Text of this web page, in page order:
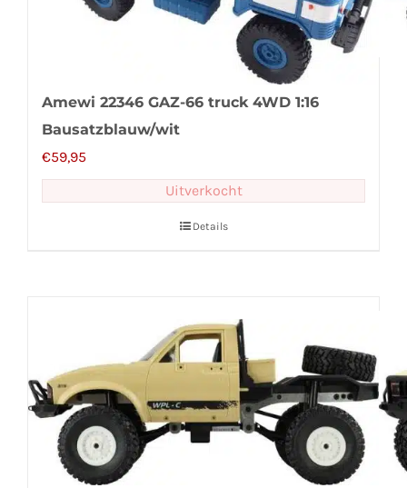
Amewi 22346 GAZ-66 truck 4WD 1:16
Bausatzblauw/wit
€59,95
Uitverkocht
Details